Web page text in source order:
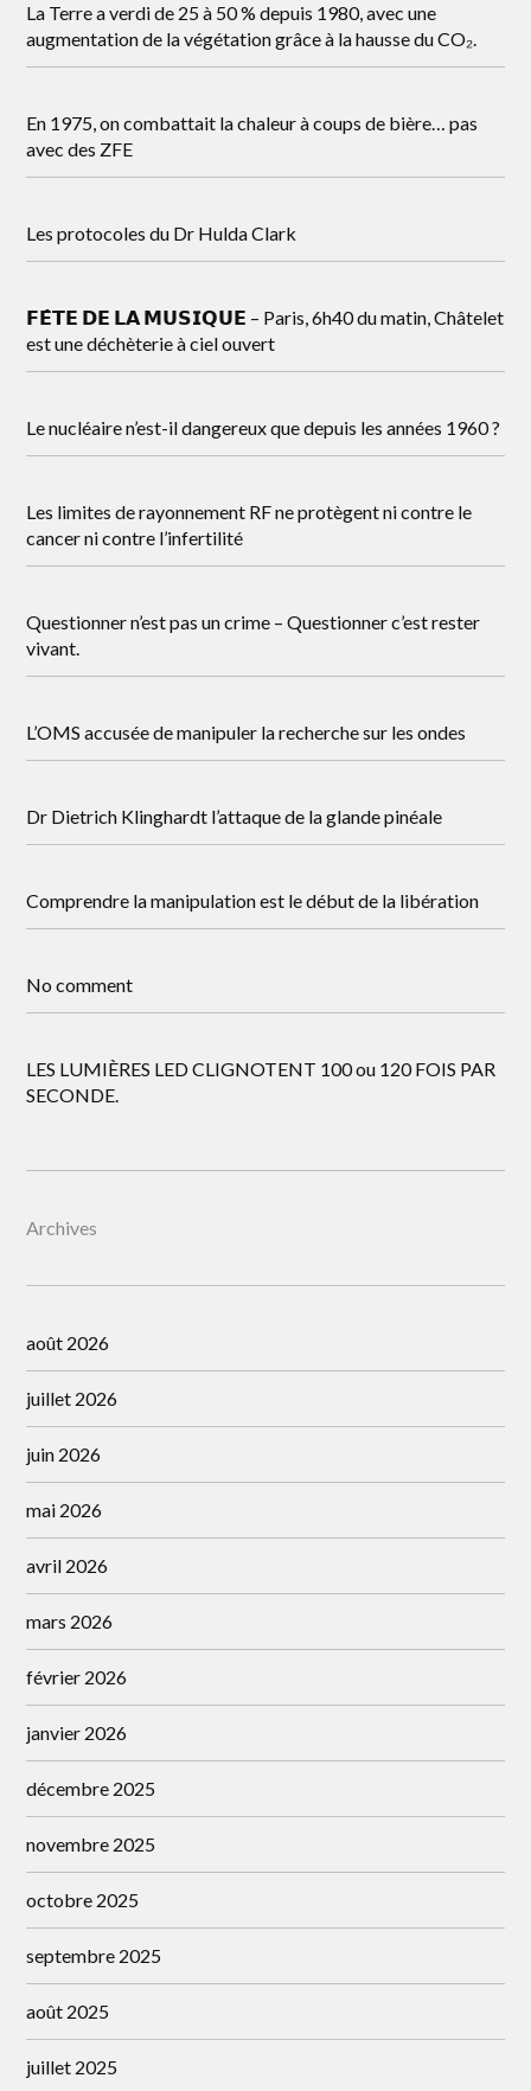
La Terre a verdi de 25 à 50 % depuis 1980, avec une
augmentation de la végétation grâce à la hausse du CO₂.
En 1975, on combattait la chaleur à coups de bière… pas
avec des ZFE
Les protocoles du Dr Hulda Clark
𝗙𝗘̂𝗧𝗘 𝗗𝗘 𝗟𝗔 𝗠𝗨𝗦𝗜𝗤𝗨𝗘 – Paris, 6h40 du matin, Châtelet
est une déchèterie à ciel ouvert
Le nucléaire n’est-il dangereux que depuis les années 1960 ?
Les limites de rayonnement RF ne protègent ni contre le
cancer ni contre l’infertilité
Questionner n’est pas un crime – Questionner c’est rester
vivant.
L’OMS accusée de manipuler la recherche sur les ondes
Dr Dietrich Klinghardt l’attaque de la glande pinéale
Comprendre la manipulation est le début de la libération
No comment
LES LUMIÈRES LED CLIGNOTENT 100 ou 120 FOIS PAR
SECONDE.
Archives
août 2026
juillet 2026
juin 2026
mai 2026
avril 2026
mars 2026
février 2026
janvier 2026
décembre 2025
novembre 2025
octobre 2025
septembre 2025
août 2025
juillet 2025